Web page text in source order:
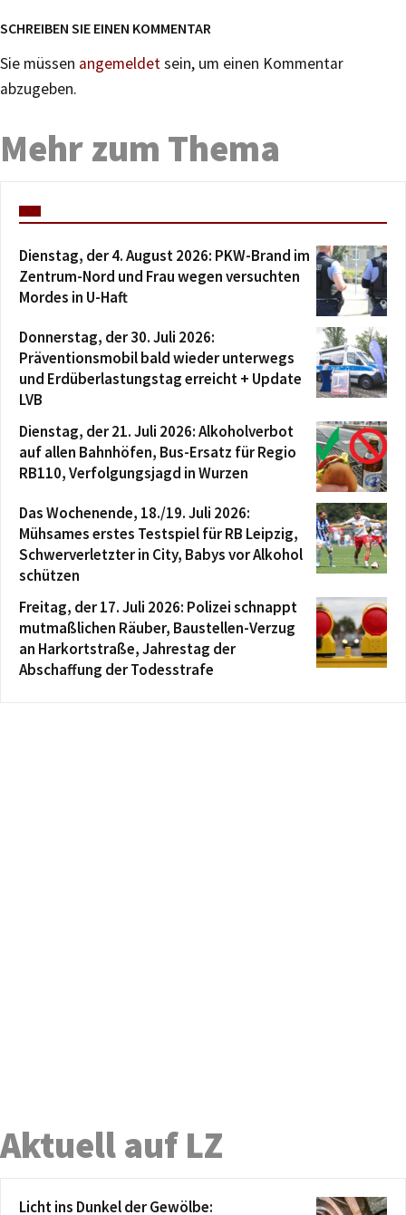
SCHREIBEN SIE EINEN KOMMENTAR
Sie müssen angemeldetsein, um einen Kommentar
abzugeben.
Mehr zum Thema
Dienstag, der 4. August 2026: PKW-Brand im
Zentrum-Nord und Frau wegen versuchten
Mordes in U-Haft
Donnerstag, der 30. Juli 2026:
Präventionsmobil bald wieder unterwegs
und Erdüberlastungstag erreicht + Update
LVB
Dienstag, der 21. Juli 2026: Alkoholverbot
auf allen Bahnhöfen, Bus-Ersatz für Regio
RB110, Verfolgungsjagd in Wurzen
Das Wochenende, 18./19. Juli 2026:
Mühsames erstes Testspiel für RB Leipzig,
Schwerverletzter in City, Babys vor Alkohol
schützen
Freitag, der 17. Juli 2026: Polizei schnappt
mutmaßlichen Räuber, Baustellen-Verzug
an Harkortstraße, Jahrestag der
Abschaffung der Todesstrafe
Aktuell auf LZ
Licht ins Dunkel der Gewölbe: